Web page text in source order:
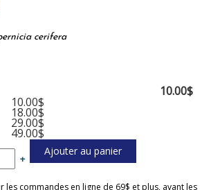
cerifera
10.00$
18.00$
29.00$
49.00$
+
10.00$
les commandes en ligne de 69$ et plus, avant les